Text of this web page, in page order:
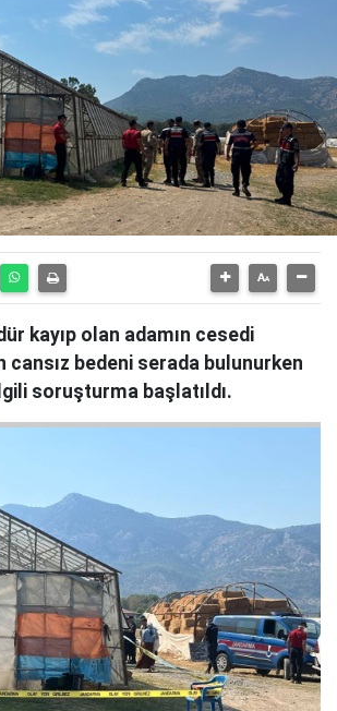
kayıp olan adamın cesedi
cansız bedeni serada bulunurken
soruşturma başlatıldı.